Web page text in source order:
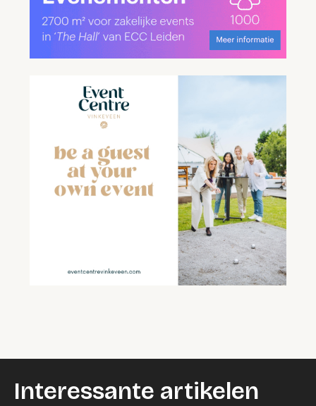
Interessante artikelen